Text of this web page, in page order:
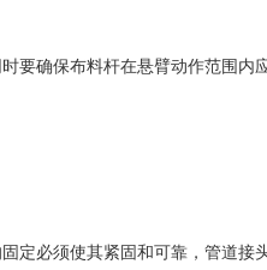
要确保布料杆在悬臂动作范围内
定必须使其紧固和可靠，管道接